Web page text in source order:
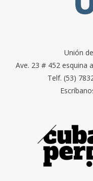
Unión
Ave. 23 # 452 esquina
Telf. (53)